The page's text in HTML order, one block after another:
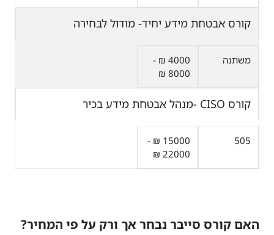
קורס אבטחת מידע יחיד- מודול לבחירה
משתנה
4000 ₪ -
8000 ₪
קורס CISO -מנהל אבטחת מידע בכיר
505
15000 ₪ -
22000 ₪
האם קורס סייבר נבחר אך ורק על פי המחיר?